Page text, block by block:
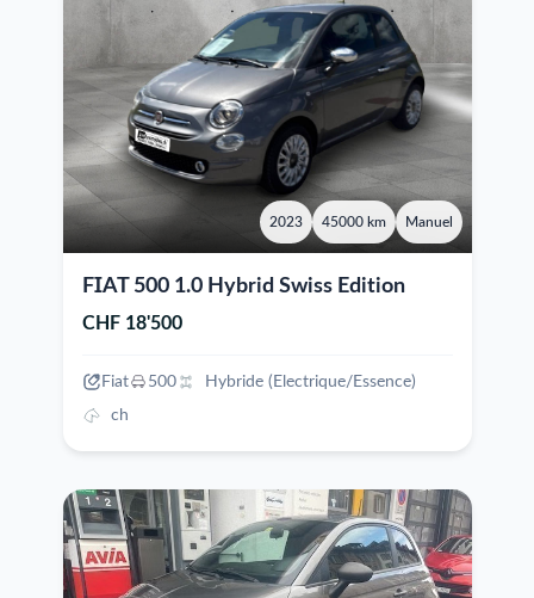
2023 45000 km Manuel
FIAT 500 1.0 Hybrid Swiss Edition
CHF 18'500
Fiat 500
Hybride (Electrique/Essence)
ch